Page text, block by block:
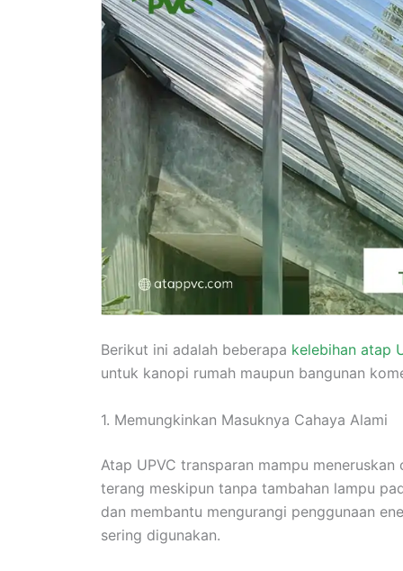
Berikut ini adalah beberapa kelebihan atap
untuk kanopi rumah maupun bangunan
1. Memungkinkan Masuknya Cahaya Alami
Atap UPVC transparan mampu
terang meskipun tanpa tambahan lampu
dan membantu mengurangi penggunaan
sering digunakan.